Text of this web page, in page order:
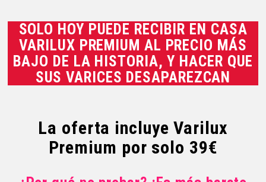
SOLO HOY PUEDE RECIBIR EN CASA
VARILUX PREMIUM AL PRECIO MÁS
BAJO DE LA HISTORIA, Y HACER QUE
SUS VARICES DESAPAREZCAN
La oferta incluye Varilux
Premium por solo 39€